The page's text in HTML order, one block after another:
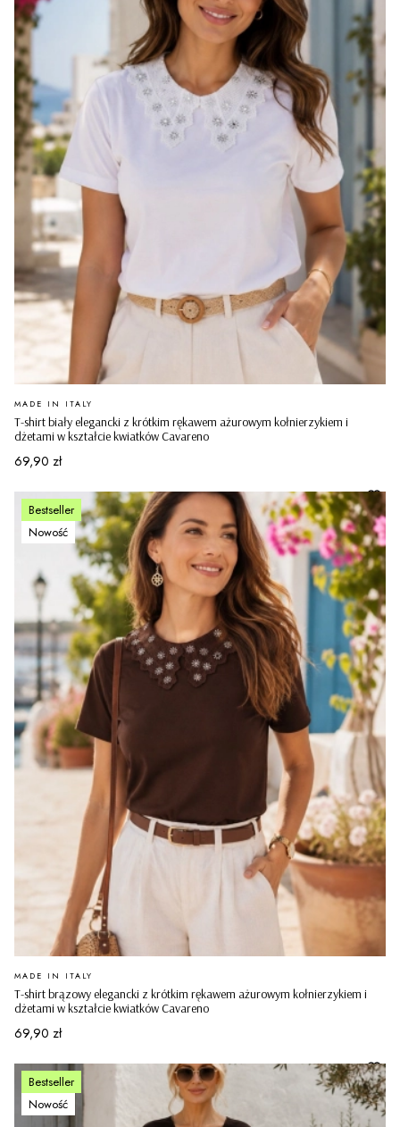
T-shirt biały elegancki z krótkim rękawem ażurowym kołnierzykiem i
dżetami w kształcie kwiatków Cavareno
PRODUCENT
MADE IN ITALY
Cena
69,90 zł
Bestseller
Nowość
T-shirt brązowy elegancki z krótkim rękawem ażurowym kołnierzykiem i
dżetami w kształcie kwiatków Cavareno
PRODUCENT
MADE IN ITALY
Cena
69,90 zł
Bestseller
Nowość